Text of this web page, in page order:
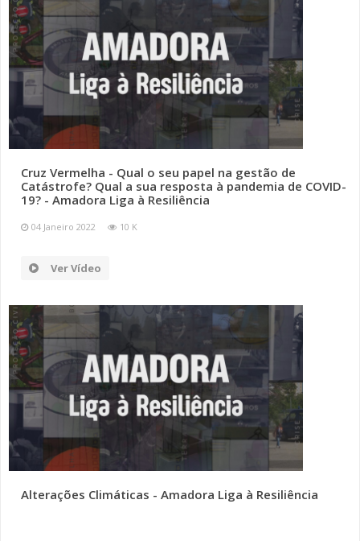
Cruz Vermelha - Qual o seu papel na gestão de
Catástrofe? Qual a sua resposta à pandemia de COVID-
19? - Amadora Liga à Resiliência
04 Janeiro 2022 10 K
Ver Vídeo
Alterações Climáticas - Amadora Liga à Resiliência